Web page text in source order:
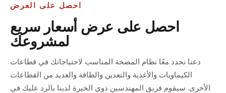
احصل على العرض
احصل على عرض أسعار سريع
لمشروعك
دعنا نحدد معًا نظام المضخة المناسب لاحتياجاتك في قطاعات
الكيماويات والأغذية والتعدين والطاقة والعديد من القطاعات
الأخرى. سيقوم فريق المهندسين ذوي الخبرة لدينا بالرد عليك في